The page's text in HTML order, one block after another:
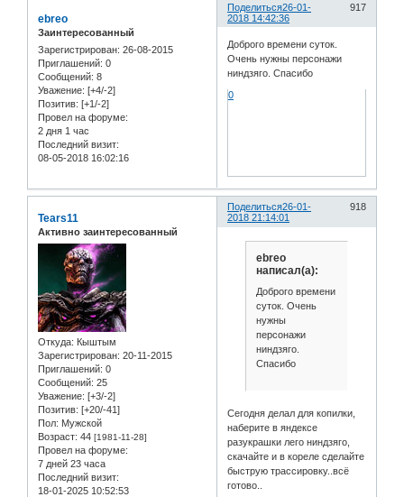
Поделиться 917
26-01-
2018 14:42:36
ebreo
Заинтересованный
Зарегистрирован: 26-08-2015
Приглашений: 0
Сообщений: 8
Уважение: [+4/-2]
Позитив: [+1/-2]
Провел на форуме:
2 дня 1 час
Последний визит:
08-05-2018 16:02:16
Доброго времени суток.
Очень нужны персонажи
ниндзяго. Спасибо
0
Поделиться 918
26-01-
2018 21:14:01
Tears11
Активно заинтересованный
Откуда: Кыштым
Зарегистрирован: 20-11-2015
Приглашений: 0
Сообщений: 25
Уважение: [+3/-2]
Позитив: [+20/-41]
Пол: Мужской
Возраст: 44 [1981-11-28]
Провел на форуме:
7 дней 23 часа
Последний визит:
18-01-2025 10:52:53
ebreo
написал(а):
Доброго времени
суток. Очень
нужны
персонажи
ниндзяго.
Спасибо
Сегодня делал для копилки,
наберите в яндексе
разукрашки лего ниндзяго,
скачайте и в кореле сделайте
быструю трассировку..всё
готово..